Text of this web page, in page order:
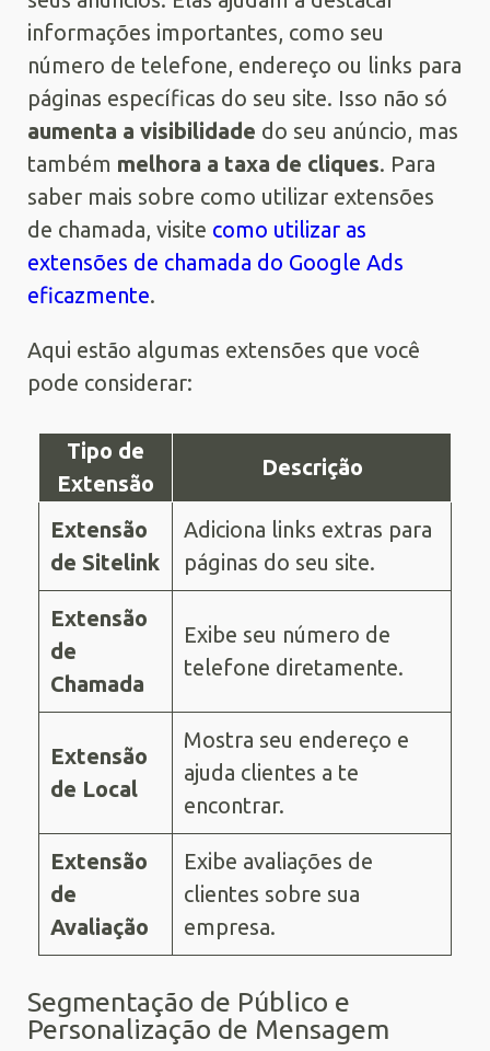
informações importantes, como seu
número de telefone, endereço ou links para
páginas específicas do seu site. Isso não só
aumenta a visibilidade do seu anúncio, mas
também melhora a taxa de cliques. Para
saber mais sobre como utilizar extensões
de chamada, visite como utilizar as
extensões de chamada do Google Ads
eficazmente.
Aqui estão algumas extensões que você
pode considerar:
Tipo de
Extensão
Descrição
Extensão
de Sitelink
Adiciona links extras para
páginas do seu site.
Extensão
de
Chamada
Exibe seu número de
telefone diretamente.
Extensão
de Local
Mostra seu endereço e
ajuda clientes a te
encontrar.
Extensão
de
Avaliação
Exibe avaliações de
clientes sobre sua
empresa.
Segmentação de Público e
Personalização de Mensagem